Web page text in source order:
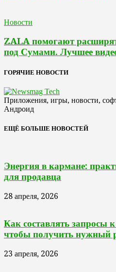
Новости
ZALA помогают
под Сумами. Лучшее
ГОРЯЧИЕ НОВОСТИ
Приложения, игры, новости,
Андроид
ЕЩЁ БОЛЬШЕ НОВОСТЕЙ
Энергия в кармане:
для продавца
28 апреля, 2026
Как составлять запросы
чтобы получить нужный
23 апреля, 2026